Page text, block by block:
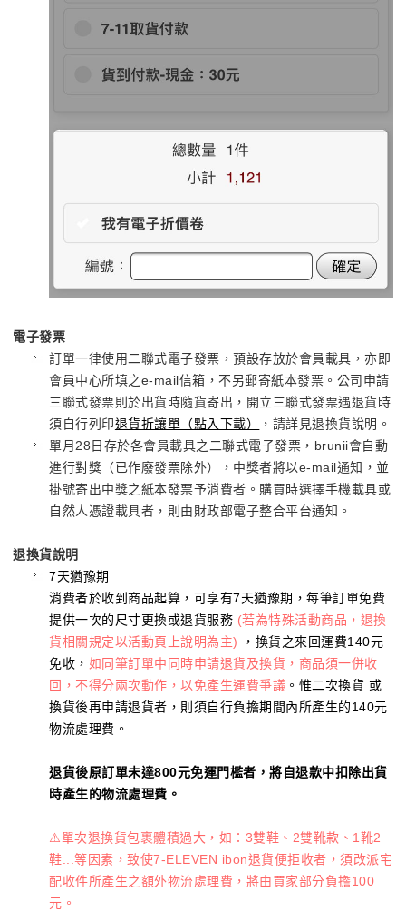
電子發票
訂單一律使用二聯式電子發票，預設存放於會員載具，亦即
會員中心所填之e-mail信箱，不另郵寄紙本發票。公司申請
三聯式發票則於出貨時隨貨寄出，開立三聯式發票遇退貨時
須自行列印退貨折讓單（點入下載）
，請詳見退換貨說明。
單月28日存於各會員載具之二聯式電子發票，brunii會自動
進行對獎（已作廢發票除外），中獎者將以e-mail通知，並
掛號寄出中獎之紙本發票予消費者。購買時選擇手機載具或
自然人憑證載具者，則由財政部電子整合平台通知。
退換貨說明
7天猶豫期
消費者於收到商品起算，可享有7天猶豫期，每筆訂單免費
提供一次的尺寸更換或退貨服務 (若為特殊活動商品，退換
貨相關規定以活動頁上說明為主)
，換貨之來回運費140元
免收， 如同筆訂單中同時申請退貨及換貨，商品須一併收
回，不得分兩次動作，以免產生運費爭議 。惟二次換貨 或
換貨後再申請退貨者，則須自行負擔期間內所產生的140元
物流處理費。
退貨後原訂單未達800元免運門檻者，將自退款中扣除出貨
時產生的物流處理費。
⚠️單次退換貨包裹體積過大，如：3雙鞋、2雙靴款、1靴2
鞋...等因素，致使7-ELEVEN ibon退貨便拒收者，須改派宅
配收件所產生之額外物流處理費，將由買家部分負擔100
元。